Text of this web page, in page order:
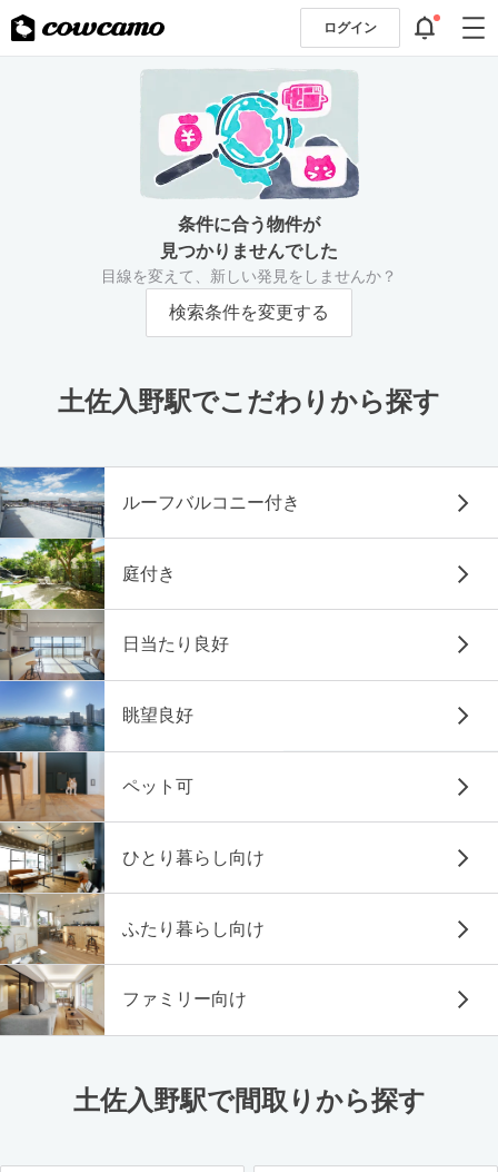
ログイン
条件に合う物件が
見つかりませんでした
目線を変えて、新しい発見をしませんか？
検索条件を変更する
土佐入野駅でこだわりから探す
ルーフバルコニー付き
庭付き
日当たり良好
眺望良好
ペット可
ひとり暮らし向け
ふたり暮らし向け
ファミリー向け
土佐入野駅で間取りから探す